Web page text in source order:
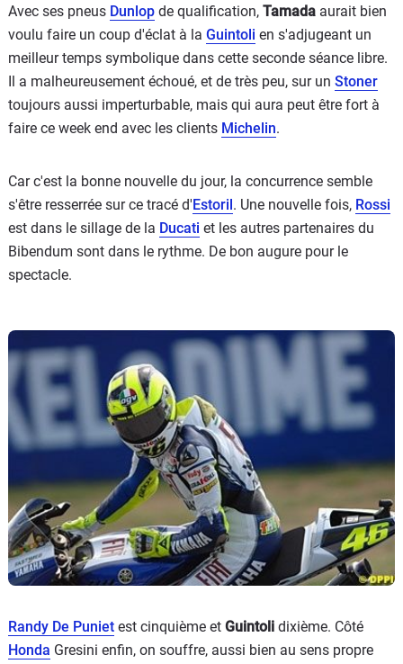
Avec ses pneus Dunlop de qualification, Tamada aurait bien
voulu faire un coup d'éclat à la Guintoli en s'adjugeant un
meilleur temps symbolique dans cette seconde séance libre.
Il a malheureusement échoué, et de très peu, sur un Stoner
toujours aussi imperturbable, mais qui aura peut être fort à
faire ce week end avec les clients Michelin.
Car c'est la bonne nouvelle du jour, la concurrence semble
s'être resserrée sur ce tracé d'Estoril. Une nouvelle fois, Rossi
est dans le sillage de la Ducati et les autres partenaires du
Bibendum sont dans le rythme. De bon augure pour le
spectacle.
Randy De Puniet est cinquième et Guintoli dixième. Côté
Honda Gresini enfin, on souffre, aussi bien au sens propre